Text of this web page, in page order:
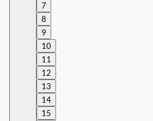
7
8
9
10
11
12
13
14
15